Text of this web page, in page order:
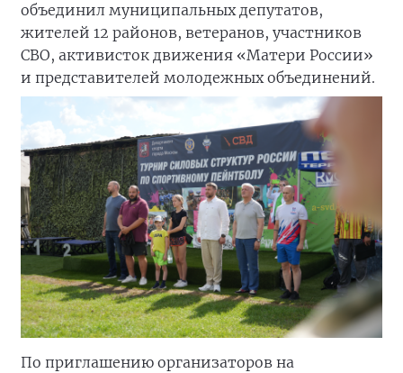
объединил муниципальных депутатов,
жителей 12 районов, ветеранов, участников
СВО, активисток движения «Матери России»
и представителей молодежных объединений.
По приглашению организаторов на